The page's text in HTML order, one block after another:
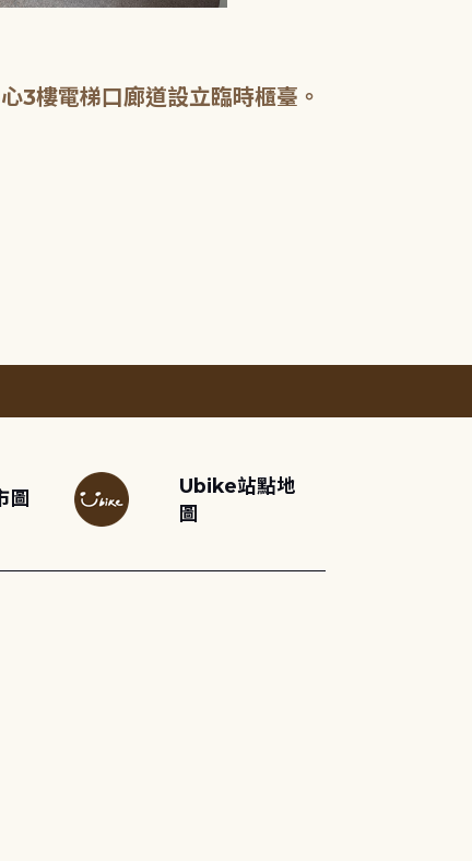
3樓電梯口廊道設立臨時櫃臺。
圖
Ubike站點地
圖